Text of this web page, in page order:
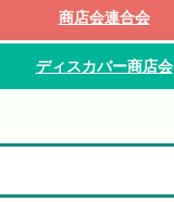
商店会連合会
ディスカバー商店会